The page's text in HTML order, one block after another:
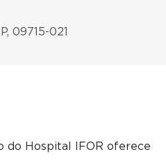
09715-021
do Hospital IFOR oferece